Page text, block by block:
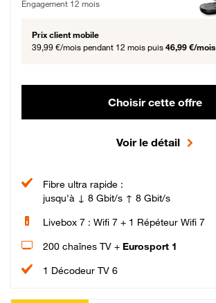
Engagement 12 mois
Prix client mobile
39,99 €/mois pendant 12 mois puis 46,99 €/mois
Choisir cette offre
Voir le détail
Fibre ultra rapide :
jusqu'à ↓ 8 Gbit/s ↑ 8 Gbit/s
Livebox 7 : Wifi 7 + 1 Répéteur Wifi 7
200 chaînes TV + Eurosport 1
1 Décodeur TV 6